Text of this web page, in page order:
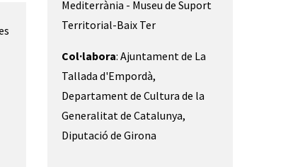
Mediterrània - Museu de Suport
Territorial-Baix Ter
Col·labora: Ajuntament de La
Tallada d'Empordà,
Departament de Cultura de la
Generalitat de Catalunya,
Diputació de Girona